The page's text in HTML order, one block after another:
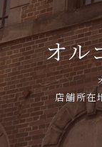
オル
店舗所在